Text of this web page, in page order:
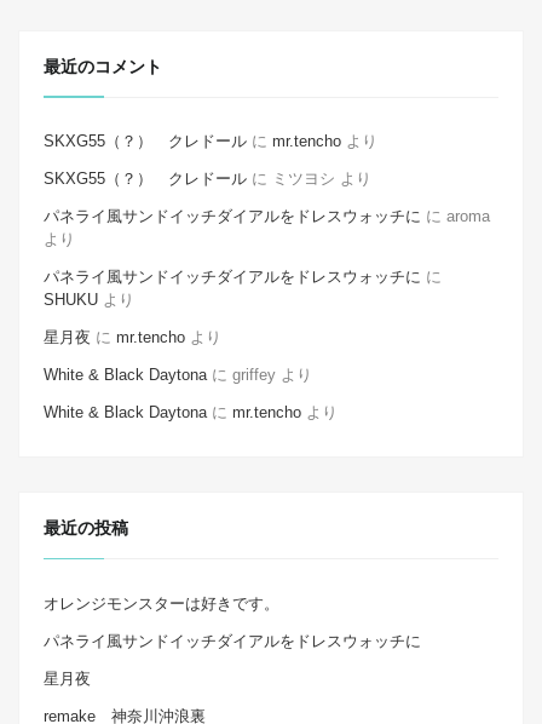
最近のコメント
SKXG55（？） クレドール に mr.tencho より
SKXG55（？） クレドール に ミツヨシ より
パネライ風サンドイッチダイアルをドレスウォッチに に aroma
より
パネライ風サンドイッチダイアルをドレスウォッチに に
SHUKU より
星月夜 に mr.tencho より
White & Black Daytonaに griffey より
White & Black Daytonaに mr.tencho より
最近の投稿
オレンジモンスターは好きです。
パネライ風サンドイッチダイアルをドレスウォッチに
星月夜
remake 神奈川沖浪裏